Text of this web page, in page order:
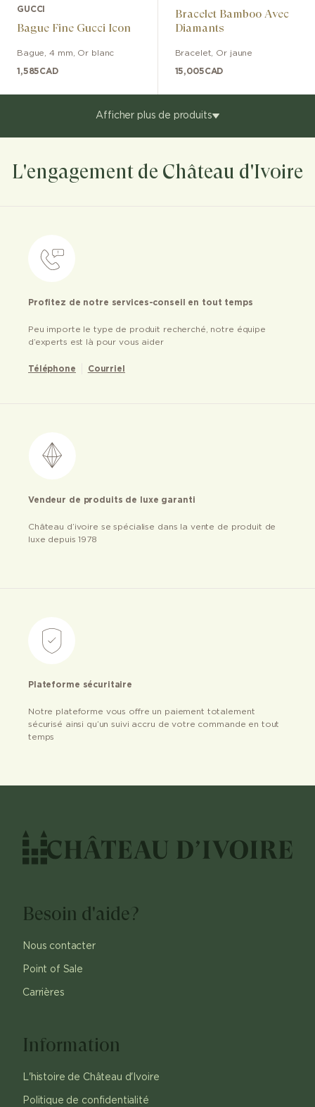
GUCCI
Bague Fine Gucci Icon
Bague ,4 mm Or blanc
1,585CAD
Bracelet Bamboo Avec
Diamants
Bracelet Or jaune
15,005CAD
Afficher plus de produits
L'engagement de Château d'Ivoire
Profitez de notre services-conseil en tout temps
Peu importe le type de produit recherché, notre équipe
d’experts est là pour vous aider
Téléphone Courriel
Vendeur de produits de luxe garanti
Château d’ivoire se spécialise dans la vente de produit de
luxe depuis 1978
Plateforme sécuritaire
Notre plateforme vous offre un paiement totalement
sécurisé ainsi qu’un suivi accru de votre commande en tout
temps
Besoin d'aide?
Nous contacter
Point of Sale
Carrières
Information
L'histoire de Château d'Ivoire
Politique de confidentialité